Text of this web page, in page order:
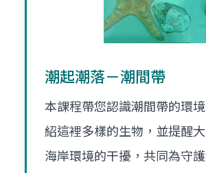
潮起潮落－潮間帶
本課程帶您認識潮間帶的環
紹這裡多樣的生物，並提醒
海岸環境的干擾，共同為守